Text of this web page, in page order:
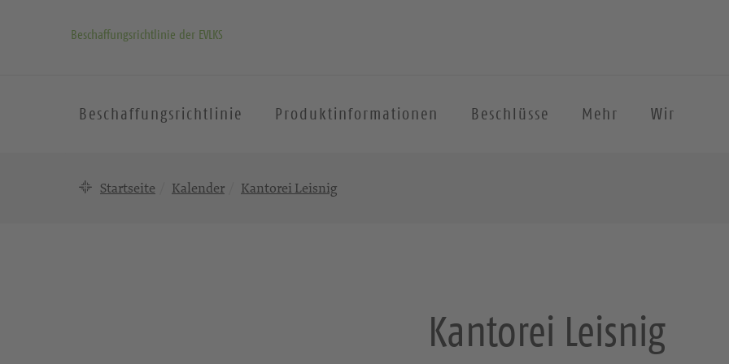
Beschaffungsrichtlinie der EVLKS
Beschaffungsrichtlinie Produktinformationen Beschlüsse Mehr Wir
Startseite Kalender Kantorei Leisnig
Kantorei Leisnig